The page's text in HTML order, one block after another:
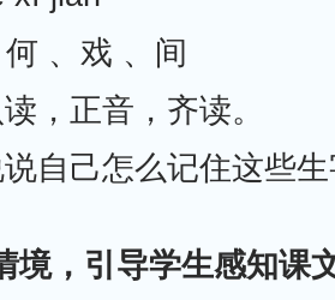
、戏 、间
，正音，齐读。
自己怎么记住这些
境，引导学生感知课